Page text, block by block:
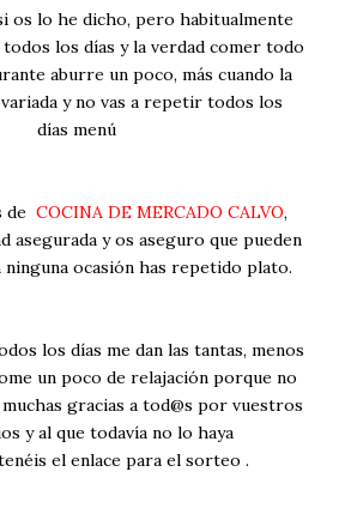
os lo he dicho, pero habitualmente
los días y la verdad comer todo
aburre un poco, más cuando la
y no vas a repetir todos los
días menú
de COCINA DE MERCADO CALVO,
asegurada y os aseguro que pueden
ninguna ocasión has repetido plato.
los días me dan las tantas, menos
un poco de relajación porque no
gracias a tod@s por vuestros
y al que todavía no lo haya
el enlace para el sorteo .